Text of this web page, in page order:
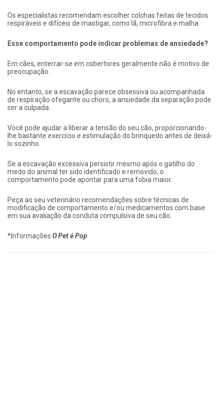
Os especialistas recomendam escolher colchas feitas de tecidos
respiráveis ​​e difíceis de mastigar, como lã, microfibra e malha.
Esse comportamento pode indicar problemas de ansiedade?
Em cães, enterrar-se em cobertores geralmente não é motivo de
preocupação.
No entanto, se a escavação parece obsessiva ou acompanhada
de respiração ofegante ou choro, a ansiedade da separação pode
ser a culpada.
Você pode ajudar a liberar a tensão do seu cão, proporcionando-
lhe bastante exercício e estimulação do brinquedo antes de deixá-
lo sozinho.
Se a escavação excessiva persistir mesmo após o gatilho do
medo do animal ter sido identificado e removido, o
comportamento pode apontar para uma fobia maior.
Peça ao seu veterinário recomendações sobre técnicas de
modificação de comportamento e/ou medicamentos com base
em sua avaliação da conduta compulsiva de seu cão.
*Informações O Pet é Pop